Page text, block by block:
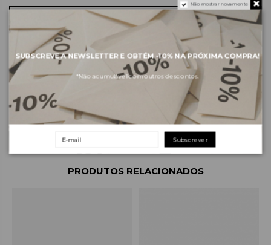
Sobre a marca
Envios e pagamentos
Devoluções e trocas
PRODUTOS RELACIONADOS
Não mostrar novamente
SUBSCREVE A NEWSLETTER E OBTÉM -10%NA PRÓXIMA COMPRA!
*Não acumulável com outros descontos.
Subscrever